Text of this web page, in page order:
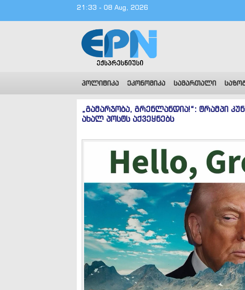
21:33 - 08 Aug, 2026
პოლიტიკა ეკონომიკა სამართალი
„გამარჯობა, გრენლანდია!“: ტრამპი
ახალ პოსტს აქვეყნებს